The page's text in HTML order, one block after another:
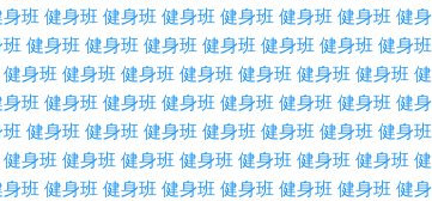
班 健身班 健身班 健身班 健身班 健身班 健身班 健身
健身班 健身班 健身班 健身班 健身班 健身班 健身班
健身班 健身班 健身班 健身班 健身班 健身班 健身班 健
班 健身班 健身班 健身班 健身班 健身班 健身班 健身
健身班 健身班 健身班 健身班 健身班 健身班 健身班
健身班 健身班 健身班 健身班 健身班 健身班 健身班 健
班 健身班 健身班 健身班 健身班 健身班 健身班 健身